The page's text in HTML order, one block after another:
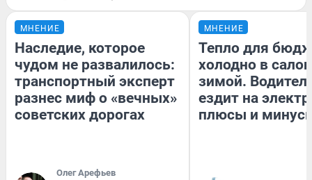
МНЕНИЕ
Наследие, которое
чудом не развалилось:
транспортный эксперт
разнес миф о «вечных»
советских дорогах
Олег Арефьев
МНЕНИЕ
Тепло для
холодно в
зимой.
ездит на
плюсы и